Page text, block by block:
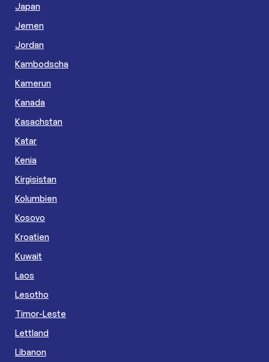
Japan
Jemen
Jordan
Kambodscha
Kamerun
Kanada
Kasachstan
Katar
Kenia
Kirgisistan
Kolumbien
Kosovo
Kroatien
Kuwait
Laos
Lesotho
Timor-Leste
Lettland
Libanon